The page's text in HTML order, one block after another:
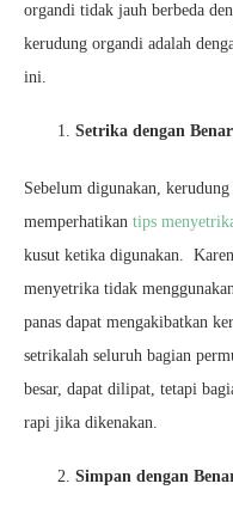
organdi tidak jauh berbeda
kerudung organdi adalah
ini.
Setrika dengan Benar
Sebelum digunakan,
memperhatikan tips
kusut ketika digunakan.
menyetrika tidak
panas dapat mengakibatkan
setrikalah seluruh bagian
besar, dapat dilipat, tetapi
rapi jika dikenakan.
Simpan dengan